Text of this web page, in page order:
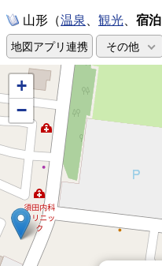
山形（温泉 、 観光、 宿泊
地図アプリ連携 その他
+
−